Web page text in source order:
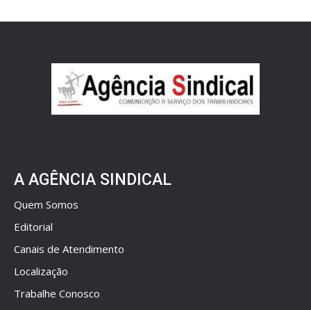
A AGÊNCIA SINDICAL
Quem Somos
Editorial
Canais de Atendimento
Localização
Trabalhe Conosco